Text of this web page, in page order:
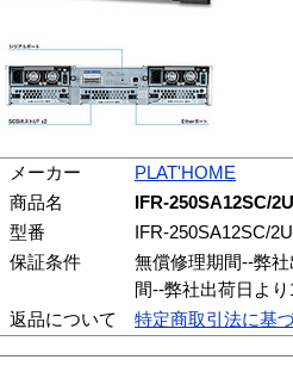
メーカー
PLAT'HOME
商品名
IFR-250SA12SC/2U
型番
IFR-250SA12SC/2U
保証条件
無償修理期間--弊
間--弊社出荷日よ
返品について
特定商取引法に基